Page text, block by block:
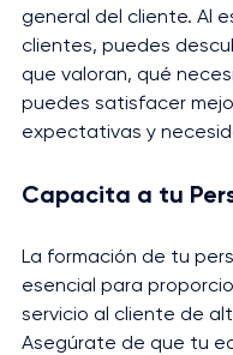
general del cliente. Al
clientes, puedes
que valoran, qué
puedes satisfacer
expectativas y
Capacita a tu
La formación de tu
esencial para
servicio al cliente de
Asegúrate de que tu